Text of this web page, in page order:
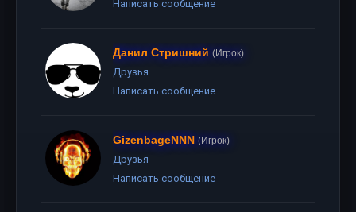
Написать сообщение
Данил Стришний (Игрок)
Друзья
Написать сообщение
GizenbageNNN (Игрок)
Друзья
Написать сообщение